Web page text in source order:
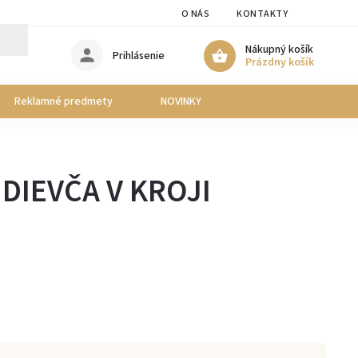
O NÁS KONTAKTY
Nákupný košík
Prázdny košík
Prihlásenie
Reklamné predmety NOVINKY
V KROJI